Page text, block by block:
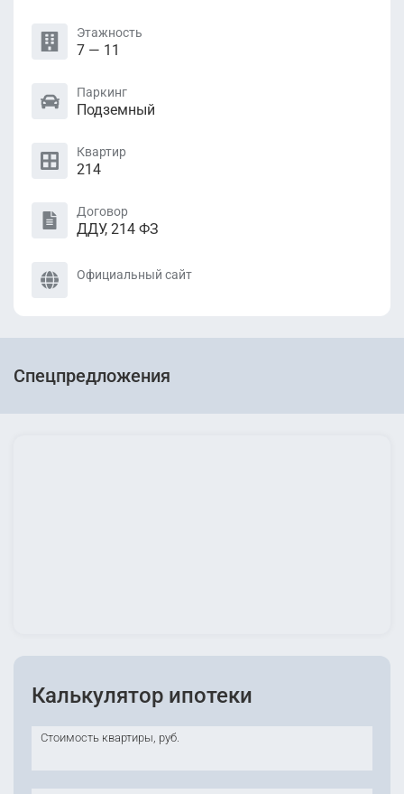
Этажность
7 — 11
Паркинг
Подземный
Квартир
214
Договор
ДДУ, 214 ФЗ
Официальный сайт
Спецпредложения
Калькулятор ипотеки
Стоимость квартиры, руб.